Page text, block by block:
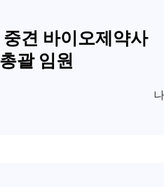
견 바이오제약사
괄 임원